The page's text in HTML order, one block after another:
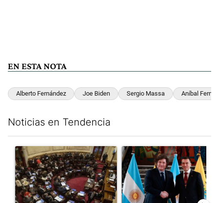
EN ESTA NOTA
Alberto Fernández Joe Biden Sergio Massa Aníbal
Noticias en Tendencia
Un artículo de tendencia con el título "El Senado dio media
Un artículo de tendencia con